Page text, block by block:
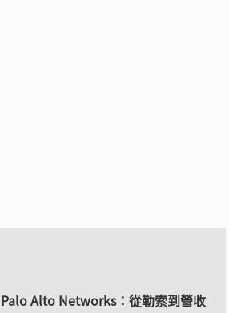
Palo Alto Networks：從勒索到營收